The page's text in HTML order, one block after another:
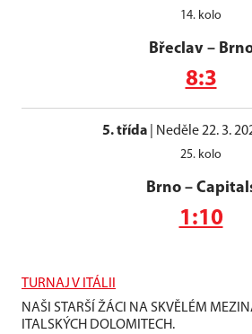
14. kolo
Břeclav–
8:3
5. třída Neděle 22. 3.
25. kolo
Brno–
1:10
TURNAJ V ITÁLII
NAŠI STARŠÍ ŽÁCI NA SKVĚLÉM
ITALSKÝCH DOLOMITECH.